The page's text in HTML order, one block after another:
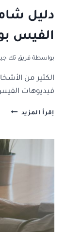
دليل
الفيس
بواسطة فريق تك
الكثير من
فيديوهات
إقرأ المزيد دليل
من
الفيس
بوك